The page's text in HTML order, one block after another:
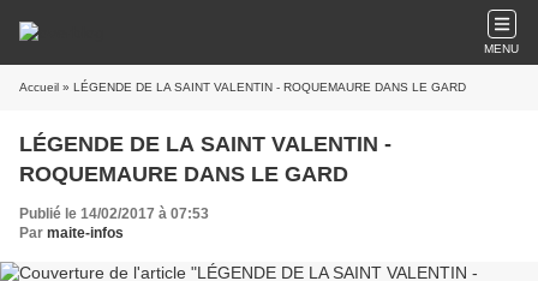
MENU
Accueil » LÉGENDE DE LA SAINT VALENTIN - ROQUEMAURE DANS LE GARD
LÉGENDE DE LA SAINT VALENTIN -
ROQUEMAURE DANS LE GARD
Publié le 14/02/2017 à 07:53
Par maite-infos